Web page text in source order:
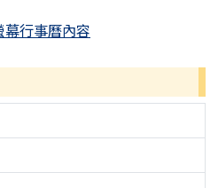
幕行事曆內容